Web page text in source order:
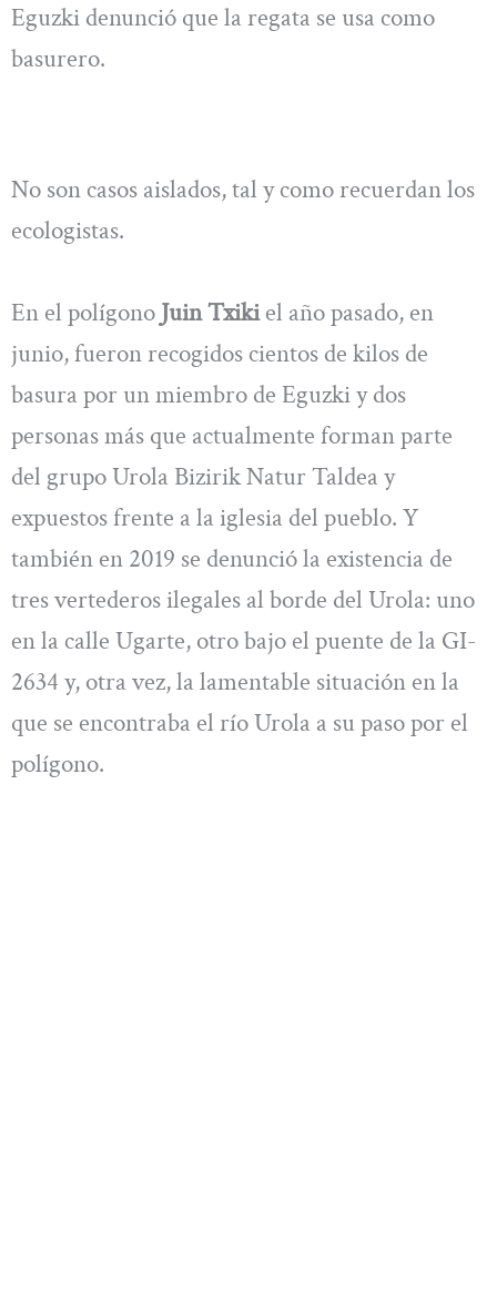
Eguzki denunció que la regata se usa como
basurero.
No son casos aislados, tal y como recuerdan los
ecologistas.
En el polígono Juin Txikiel año pasado, en
junio, fueron recogidos cientos de kilos de
basura por un miembro de Eguzki y dos
personas más que actualmente forman parte
del grupo Urola Bizirik Natur Taldea y
expuestos frente a la iglesia del pueblo. Y
también en 2019 se denunció la existencia de
tres vertederos ilegales al borde del Urola: uno
en la calle Ugarte, otro bajo el puente de la GI-
2634 y, otra vez, la lamentable situación en la
que se encontraba el río Urola a su paso por el
polígono.